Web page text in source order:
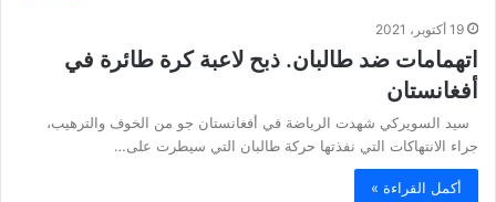
19 أكتوبر، 2021
اتهمامات ضد طالبان. ذبح لاعبة كرة طائرة في
أفغانستان
سيد السويركي شهدت الرياضة في أفغانستان جو من الخوف والترهيب،
جراء الانتهاكات التي نفذتها حركة طالبان التي سيطرت على…
أكمل القراءة »